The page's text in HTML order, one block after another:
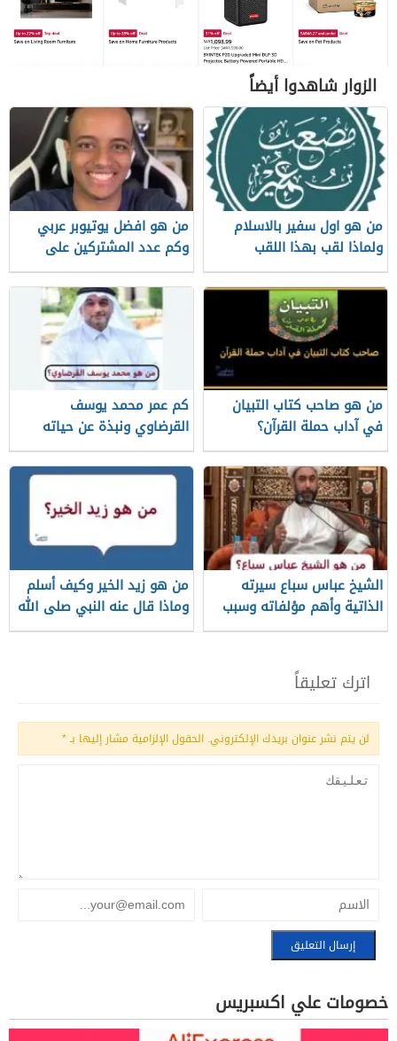
الزوار شاهدوا أيضاً
من هو اول سفير بالاسلام
ولماذا لقب بهذا اللقب
من هو افضل يوتيوبر عربي
وكم عدد المشتركين على
قناته الرسمية
من هو صاحب كتاب التبيان
في آداب حملة القرآن؟
كم عمر محمد يوسف
القرضاوي ونبذة عن حياته
الشيخ عباس سباع سيرته
الذاتية وأهم مؤلفاته وسبب
وفاته
من هو زيد الخير وكيف أسلم
وماذا قال عنه النبي صلى الله
عليه وسلم؟
اترك تعليقاً
لن يتم نشر عنوان بريدك الإلكتروني. الحقول الإلزامية مشار إليها بـ*
خصومات علي اكسبريس